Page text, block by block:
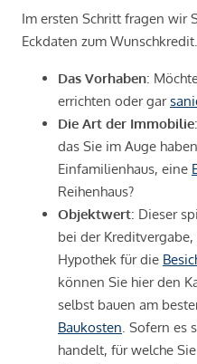
Im ersten Schritt fragen wir
Eckdaten zum Wunschkredit.
Das Vorhaben:
errichten oder gar
Die Art der Immobilie
das Sie im Auge
Einfamilienhaus, eine
Reihenhaus?
Objektwert: Dieser
bei der
Hypothek für die
können Sie hier den
selbst bauen am
Baukosten . Sofern
handelt, für welche